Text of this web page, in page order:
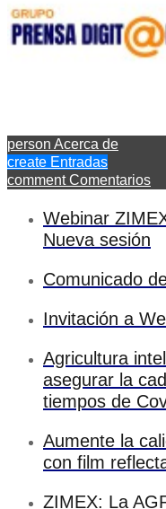
person Acerca de
create Entradas
comment Comentarios
Webinar
Nueva sesión
Comunicado
Invitación a
Agricultura
asegurar la
tiempos de
Aumente la
con film
ZIMEX: La